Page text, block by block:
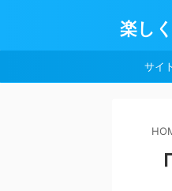
楽し
サイ